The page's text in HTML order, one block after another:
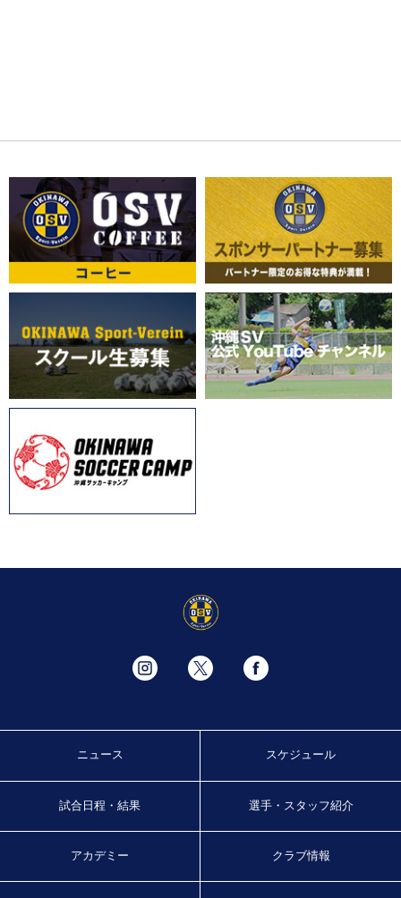
ニュース スケジュール
試合日程・結果 選手・スタッフ紹介
アカデミー クラブ情報